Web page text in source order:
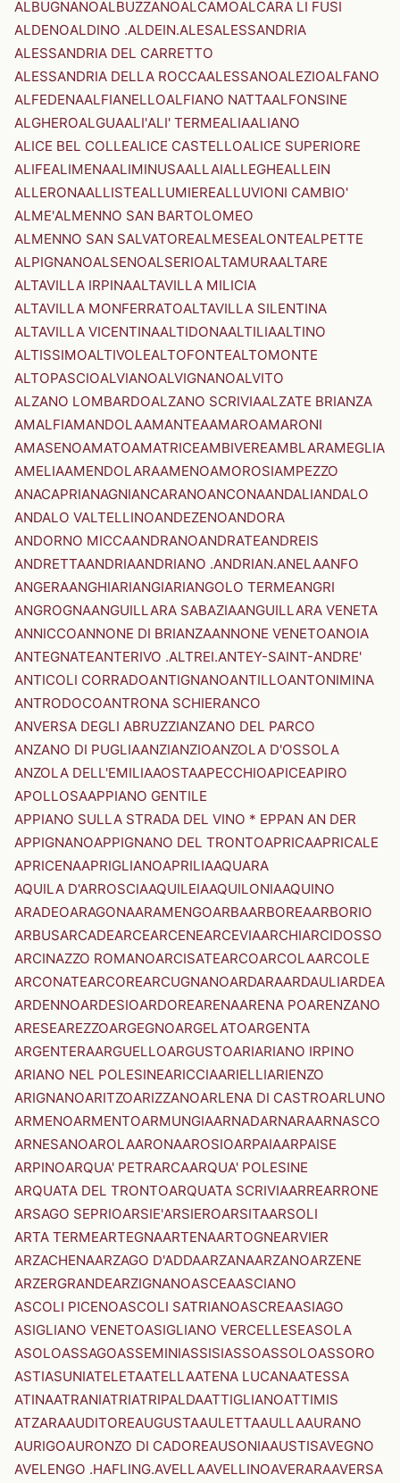
ALBUGNANOALBUZZANOALCAMOALCARA LI FUSI
ALDENOALDINO .ALDEIN.ALESALESSANDRIA
ALESSANDRIA DEL CARRETTO
ALESSANDRIA DELLA ROCCAALESSANOALEZIOALFANO
ALFEDENAALFIANELLOALFIANO NATTAALFONSINE
ALGHEROALGUAALI'ALI' TERMEALIAALIANO
ALICE BEL COLLEALICE CASTELLOALICE SUPERIORE
ALIFEALIMENAALIMINUSAALLAIALLEGHEALLEIN
ALLERONAALLISTEALLUMIEREALLUVIONI CAMBIO'
ALME'ALMENNO SAN BARTOLOMEO
ALMENNO SAN SALVATOREALMESEALONTEALPETTE
ALPIGNANOALSENOALSERIOALTAMURAALTARE
ALTAVILLA IRPINAALTAVILLA MILICIA
ALTAVILLA MONFERRATOALTAVILLA SILENTINA
ALTAVILLA VICENTINAALTIDONAALTILIAALTINO
ALTISSIMOALTIVOLEALTOFONTEALTOMONTE
ALTOPASCIOALVIANOALVIGNANOALVITO
ALZANO LOMBARDOALZANO SCRIVIAALZATE BRIANZA
AMALFIAMANDOLAAMANTEAAMAROAMARONI
AMASENOAMATOAMATRICEAMBIVEREAMBLARAMEGLIA
AMELIAAMENDOLARAAMENOAMOROSIAMPEZZO
ANACAPRIANAGNIANCARANOANCONAANDALIANDALO
ANDALO VALTELLINOANDEZENOANDORA
ANDORNO MICCAANDRANOANDRATEANDREIS
ANDRETTAANDRIAANDRIANO .ANDRIAN.ANELAANFO
ANGERAANGHIARIANGIARIANGOLO TERMEANGRI
ANGROGNAANGUILLARA SABAZIAANGUILLARA VENETA
ANNICCOANNONE DI BRIANZAANNONE VENETOANOIA
ANTEGNATEANTERIVO .ALTREI.ANTEY-SAINT-ANDRE'
ANTICOLI CORRADOANTIGNANOANTILLOANTONIMINA
ANTRODOCOANTRONA SCHIERANCO
ANVERSA DEGLI ABRUZZIANZANO DEL PARCO
ANZANO DI PUGLIAANZIANZIOANZOLA D'OSSOLA
ANZOLA DELL'EMILIAAOSTAAPECCHIOAPICEAPIRO
APOLLOSAAPPIANO GENTILE
APPIANO SULLA STRADA DEL VINO * EPPAN AN DER
APPIGNANOAPPIGNANO DEL TRONTOAPRICAAPRICALE
APRICENAAPRIGLIANOAPRILIAAQUARA
AQUILA D'ARROSCIAAQUILEIAAQUILONIAAQUINO
ARADEOARAGONAARAMENGOARBAARBOREAARBORIO
ARBUSARCADEARCEARCENEARCEVIAARCHIARCIDOSSO
ARCINAZZO ROMANOARCISATEARCOARCOLAARCOLE
ARCONATEARCOREARCUGNANOARDARAARDAULIARDEA
ARDENNOARDESIOARDOREARENAARENA POARENZANO
ARESEAREZZOARGEGNOARGELATOARGENTA
ARGENTERAARGUELLOARGUSTOARIARIANO IRPINO
ARIANO NEL POLESINEARICCIAARIELLIARIENZO
ARIGNANOARITZOARIZZANOARLENA DI CASTROARLUNO
ARMENOARMENTOARMUNGIAARNADARNARAARNASCO
ARNESANOAROLAARONAAROSIOARPAIAARPAISE
ARPINOARQUA' PETRARCAARQUA' POLESINE
ARQUATA DEL TRONTOARQUATA SCRIVIAARREARRONE
ARSAGO SEPRIOARSIE'ARSIEROARSITAARSOLI
ARTA TERMEARTEGNAARTENAARTOGNEARVIER
ARZACHENAARZAGO D'ADDAARZANAARZANOARZENE
ARZERGRANDEARZIGNANOASCEAASCIANO
ASCOLI PICENOASCOLI SATRIANOASCREAASIAGO
ASIGLIANO VENETOASIGLIANO VERCELLESEASOLA
ASOLOASSAGOASSEMINIASSISIASSOASSOLOASSORO
ASTIASUNIATELETAATELLAATENA LUCANAATESSA
ATINAATRANIATRIATRIPALDAATTIGLIANOATTIMIS
ATZARAAUDITOREAUGUSTAAULETTAAULLAAURANO
AURIGOAURONZO DI CADOREAUSONIAAUSTISAVEGNO
AVELENGO .HAFLING.AVELLAAVELLINOAVERARAAVERSA